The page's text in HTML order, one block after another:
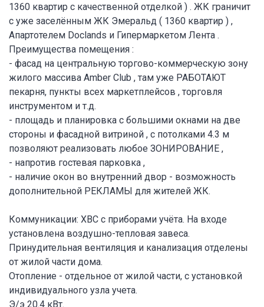
1360 квартир с качественной отделкой ) . ЖК граничит
с уже заселённым ЖК Эмеральд ( 1360 квартир ) ,
Апартотелем Doclands и Гипермаркетом Лента .
Преимущества помещения :
- фасад на центральную торгово-коммерческую зону
жилого массива Amber Club , там уже РАБОТАЮТ
пекарня, пункты всех маркетплейсов , торговля
инструментом и т.д.
- площадь и планировка с большими окнами на две
стороны и фасадной витриной , с потолками 4.3 м
позволяют реализовать любое ЗОНИРОВАНИЕ ,
- напротив гостевая парковка ,
- наличие окон во внутренний двор - возможность
дополнительной РЕКЛАМЫ для жителей ЖК.
Коммуникации: ХВС с приборами учёта. На входе
установлена воздушно-тепловая завеса.
Принудительная вентиляция и канализация отделены
от жилой части дома.
Отопление - отдельное от жилой части, с установкой
индивидуального узла учета.
Э/э 20.4 кВт.